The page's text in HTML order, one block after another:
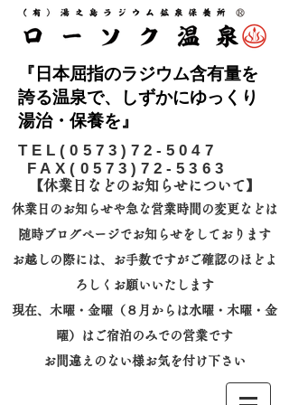
『日本屈指のラジウム含有量を
誇る温泉で、しずかにゆっくり
湯治・保養を』
​TEL(0573)72-5047
FAX(0573)72-5363
【休業日などのお知らせについて】​
休業日のお知らせや急な営業時間の変更などは
随時ブログページでお知らせをしております
お越しの際には、
お手数ですがご確認のほどよ
ろしくお願いいたします
​現在、木曜・金曜（８月からは水曜・木曜・金
曜）はご宿泊のみでの営業です
お間違えのない様お気を付け下さい